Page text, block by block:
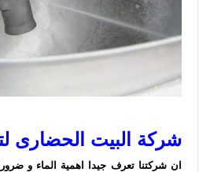
شركة البيت الحضارى
ان شركتنا تعرف جيدا اهمية الماء و